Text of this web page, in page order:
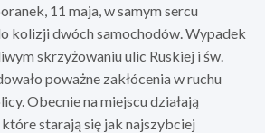
11 maja, w samym sercu
kolizji dwóch samochodów. Wypadek
skrzyżowaniu ulic Ruskiej i św.
poważne zakłócenia w ruchu
Obecnie na miejscu działają
starają się jak najszybciej